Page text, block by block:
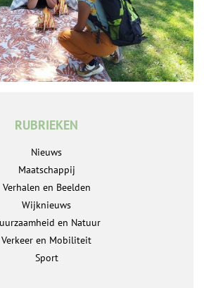
RUBRIEKEN
Nieuws
Maatschappij
Verhalen en Beelden
Wijknieuws
en Natuur
Verkeer en Mobiliteit
Sport